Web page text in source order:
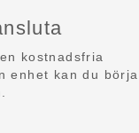
kostnadsfria
enhet kan du börja